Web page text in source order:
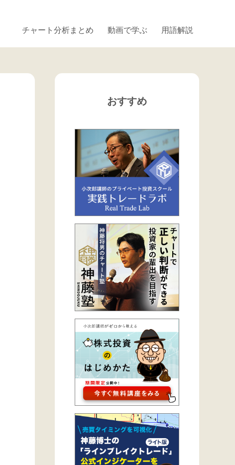
チャート分析まとめ 動画で学ぶ 用語解説
おすすめ